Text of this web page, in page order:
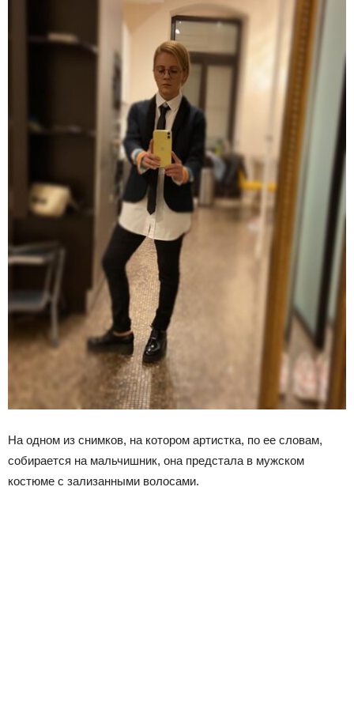
На одном из снимков, на котором артистка, по ее словам,
собирается на мальчишник, она предстала в мужском
костюме с зализанными волосами.